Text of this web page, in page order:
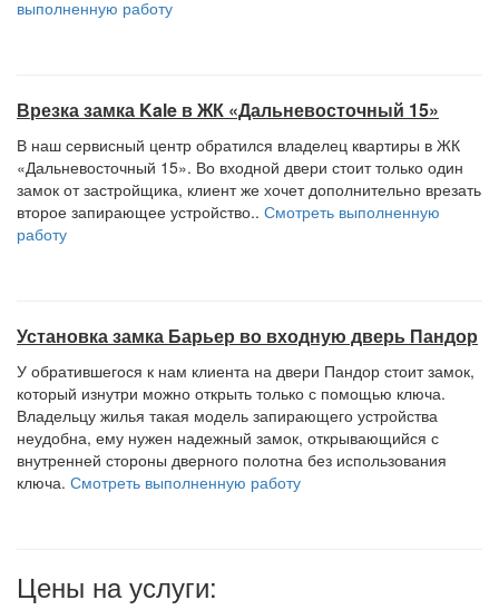
выполненную работу
Врезка замка Kale в ЖК «Дальневосточный 15»
В наш сервисный центр обратился владелец квартиры в ЖК
«Дальневосточный 15». Во входной двери стоит только один
замок от застройщика, клиент же хочет дополнительно врезать
второе запирающее устройство.. Смотреть выполненную
работу
Установка замка Барьер во входную дверь Пандор
У обратившегося к нам клиента на двери Пандор стоит замок,
который изнутри можно открыть только с помощью ключа.
Владельцу жилья такая модель запирающего устройства
неудобна, ему нужен надежный замок, открывающийся с
внутренней стороны дверного полотна без использования
ключа. Смотреть выполненную работу
Цены на услуги: